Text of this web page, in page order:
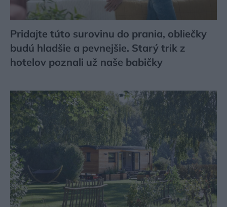
Pridajte túto surovinu do prania, obliečky
budú hladšie a pevnejšie. Starý trik z
hotelov poznali už naše babičky